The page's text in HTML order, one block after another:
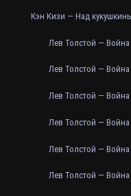
Кэн Кизи — Над
Лев Толстой —
Лев Толстой —
Лев Толстой —
Лев Толстой —
Лев Толстой —
Лев Толстой —